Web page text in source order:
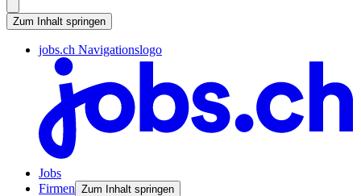
Zum Inhalt springen
jobs.ch Navigationslogo
Jobs
Firmen Zum Inhalt springen